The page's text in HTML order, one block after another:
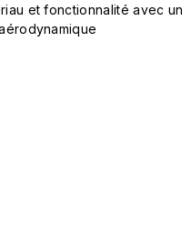
et fonctionnalité avec un